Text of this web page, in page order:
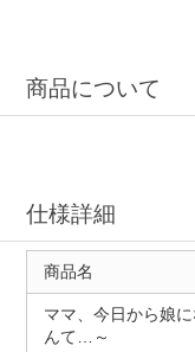
商品について
仕様詳細
商品名
ママ、今日から娘
んて…～